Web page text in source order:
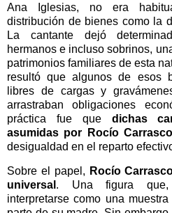
Ana Iglesias, no era
distribución de bienes como la
La cantante dejó
hermanos e incluso sobrinos,
patrimonios familiares de esta
resultó que algunos de esos
libres de cargas y
arrastraban obligaciones
práctica fue que dichas
asumidas por Rocío Carrasco
desigualdad en el reparto
Sobre el papel, Rocío
universal . Una figura que,
interpretarse como una